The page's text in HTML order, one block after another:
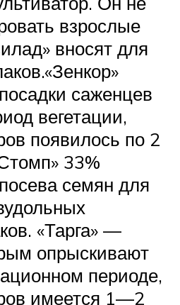
взрослые
вносят для
саженцев
вегетации,
появилось по 2
33%
семян для
«Тарга» —
опрыскивают
периоде,
имеется 1—2